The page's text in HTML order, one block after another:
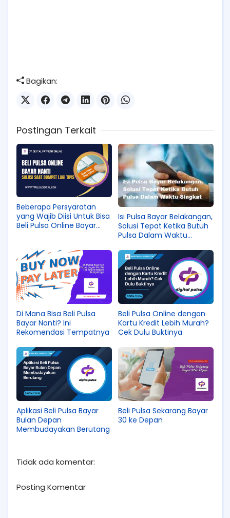
Bagikan:
Postingan Terkait
Beberapa Persyaratan
yang Wajib Diisi Untuk Bisa
Beli Pulsa Online Bayar
Isi Pulsa Bayar Belakangan,
Solusi Tepat Ketika Butuh
Pulsa Dalam Waktu
Di Mana Bisa Beli Pulsa
Bayar Nanti? Ini
Rekomendasi Tempatnya
Beli Pulsa Online dengan
Kartu Kredit Lebih Murah?
Cek Dulu Buktinya
Aplikasi Beli Pulsa Bayar
Bulan Depan
Membudayakan Berutang
Beli Pulsa Sekarang Bayar
30 ke Depan
Tidak ada komentar:
Posting Komentar